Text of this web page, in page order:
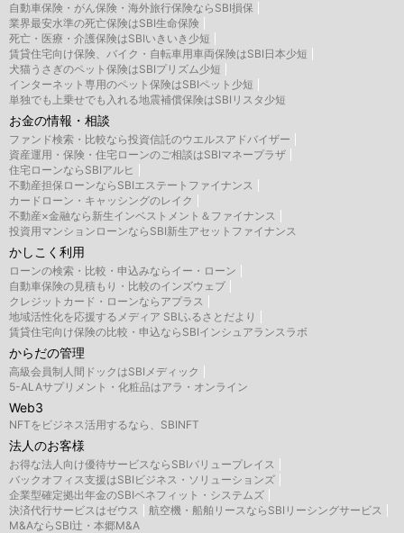
自動車保険・がん保険・海外旅行保険ならSBI損保
業界最安水準の死亡保険はSBI生命保険
死亡・医療・介護保険はSBIいきいき少短
賃貸住宅向け保険、バイク・自転車用車両保険はSBI日本少短
犬猫うさぎのペット保険はSBIプリズム少短
インターネット専用のペット保険はSBIペット少短
単独でも上乗せでも入れる地震補償保険はSBIリスタ少短
お金の情報・相談
ファンド検索・比較なら投資信託のウエルスアドバイザー
資産運用・保険・住宅ローンのご相談はSBIマネープラザ
住宅ローンならSBIアルヒ
不動産担保ローンならSBIエステートファイナンス
カードローン・キャッシングのレイク
不動産×金融なら新生インベストメント＆ファイナンス
投資用マンションローンならSBI新生アセットファイナンス
かしこく利用
ローンの検索・比較・申込みならイー・ローン
自動車保険の見積もり・比較のインズウェブ
クレジットカード・ローンならアプラス
地域活性化を応援するメディア SBIふるさとだより
賃貸住宅向け保険の比較・申込ならSBIインシュアランスラボ
からだの管理
高級会員制人間ドックはSBIメディック
5-ALAサプリメント・化粧品はアラ・オンライン
Web3
NFTをビジネス活用するなら、SBINFT
法人のお客様
お得な法人向け優待サービスならSBIバリュープレイス
バックオフィス支援はSBIビジネス・ソリューションズ
企業型確定拠出年金のSBIベネフィット・システムズ
決済代行サービスはゼウス
航空機・船舶リースならSBIリーシングサービス
M&AならSBI辻・本郷M&A